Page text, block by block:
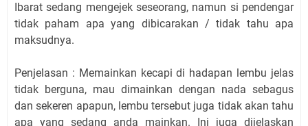
Ibarat sedang mengejek seseorang, namun si pendengar
tidak paham apa yang dibicarakan / tidak tahu apa
maksudnya.
Penjelasan : Memainkan kecapi di hadapan lembu jelas
tidak berguna, mau dimainkan dengan nada sebagus
dan sekeren apapun, lembu tersebut juga tidak akan tahu
apa yang sedang anda mainkan. Ini juga dijelaskan